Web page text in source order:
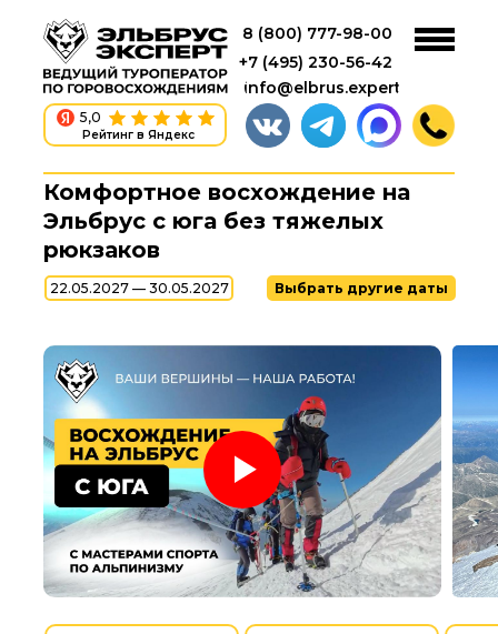
info@elbrus.expert
+7 (495) 230-56-42
8 (800) 777-98-00
5,0
Рейтинг в Яндекс
Комфортное восхождение на
Эльбрус с юга без тяжелых
рюкзаков
22.05.2027 — 30.05.2027 Выбрать другие даты